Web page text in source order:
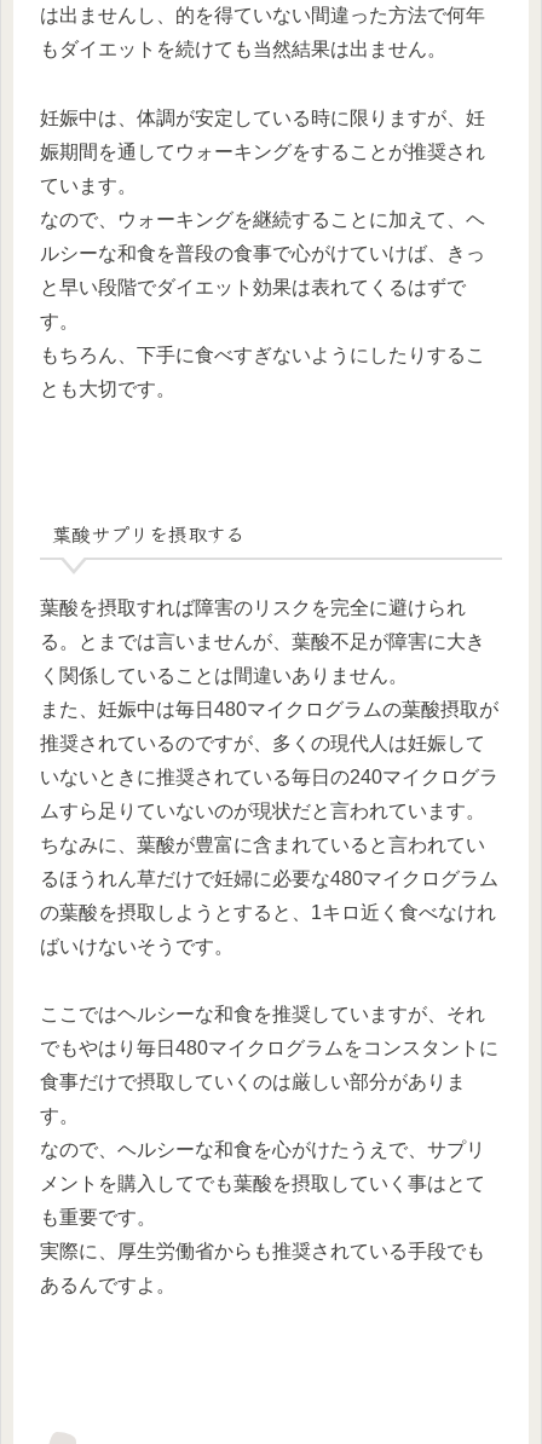
は出ませんし、的を得ていない間違った方法で何年
もダイエットを続けても当然結果は出ません。
妊娠中は、体調が安定している時に限りますが、妊
娠期間を通してウォーキングをすることが推奨され
ています。
なので、ウォーキングを継続することに加えて、ヘ
ルシーな和食を普段の食事で心がけていけば、きっ
と早い段階でダイエット効果は表れてくるはずで
す。
もちろん、下手に食べすぎないようにしたりするこ
とも大切です。
葉酸サプリを摂取する
葉酸を摂取すれば障害のリスクを完全に避けられ
る。とまでは言いませんが、葉酸不足が障害に大き
く関係していることは間違いありません。
また、妊娠中は毎日480マイクログラムの葉酸摂取が
推奨されているのですが、多くの現代人は妊娠して
いないときに推奨されている毎日の240マイクログラ
ムすら足りていないのが現状だと言われています。
ちなみに、葉酸が豊富に含まれていると言われてい
るほうれん草だけで妊婦に必要な480マイクログラム
の葉酸を摂取しようとすると、1キロ近く食べなけれ
ばいけないそうです。
ここではヘルシーな和食を推奨していますが、それ
でもやはり毎日480マイクログラムをコンスタントに
食事だけで摂取していくのは厳しい部分がありま
す。
なので、ヘルシーな和食を心がけたうえで、サプリ
メントを購入してでも葉酸を摂取していく事はとて
も重要です。
実際に、厚生労働省からも推奨されている手段でも
あるんですよ。